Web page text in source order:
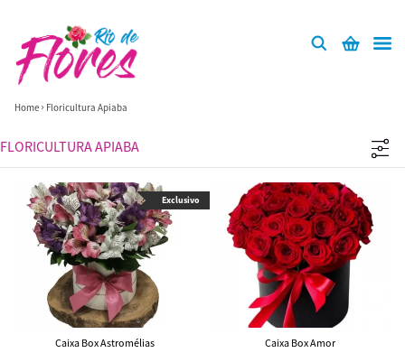
Home Floricultura Apiaba
FLORICULTURA APIABA
Caixa Box Astromélias
Exclusivo
Caixa Box Amor